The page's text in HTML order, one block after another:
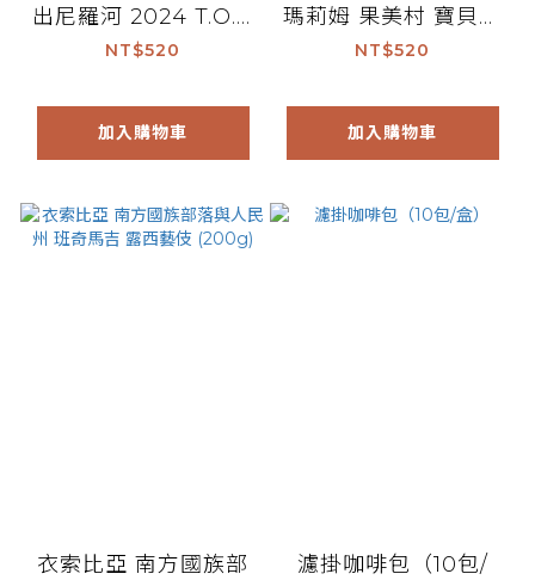
出尼羅河 2024 T.O.H
非洲水洗亞軍 (200g)
NT$520
加入購物車
瑪莉姆 果美村 寶貝藝
伎 G1 (200g)
NT$520
加入購物車
衣索比亞 南方國族部
濾掛咖啡包（10包/